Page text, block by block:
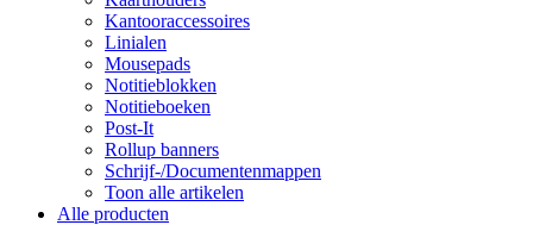
Kantooraccessoires
Linialen
Mousepads
Notitieblokken
Notitieboeken
Post-It
Rollup banners
Schrijf-/Documentenmappen
Toon alle artikelen
Alle producten